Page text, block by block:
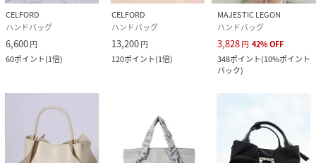
性別タイプ レディース
原産国 中国
ポリエステル100%/別布:合成皮革持ち手部分ポ
サイズ
品番
RA1899_CWGB269546
CWGB269546-L1-3U RA1899
CELFORD
ハンドバッグ
6,600円
60ポイント(1倍)
CELFORD
ハンドバッグ
13,200円
120ポイント(1倍)
MAJESTIC LEGON
ハンドバッグ
3,828円 42%OFF
348ポイント(10%ポイント
バック)